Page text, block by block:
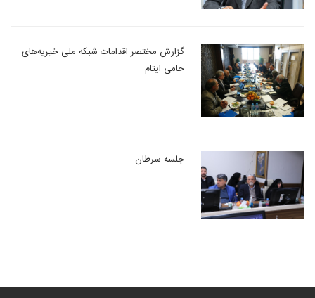
گزارش مختصر اقدامات شبکه ملی خیریه‌های
حامی ایتام
جلسه سرطان